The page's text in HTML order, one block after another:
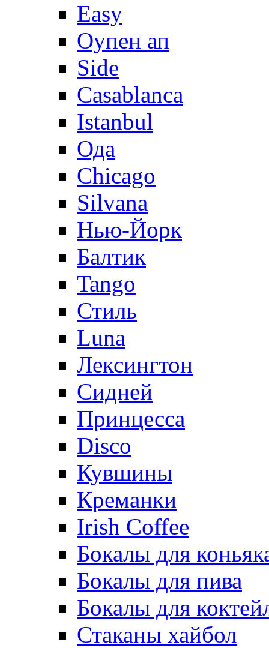
Easy
Оупен ап
Side
Casablanca
Istanbul
Ода
Chicago
Silvana
Нью-Йорк
Балтик
Tango
Стиль
Luna
Лексингтон
Сидней
Принцесса
Disco
Кувшины
Креманки
Irish Coffee
Бокалы для
Бокалы для пива
Бокалы для
Стаканы хайбол